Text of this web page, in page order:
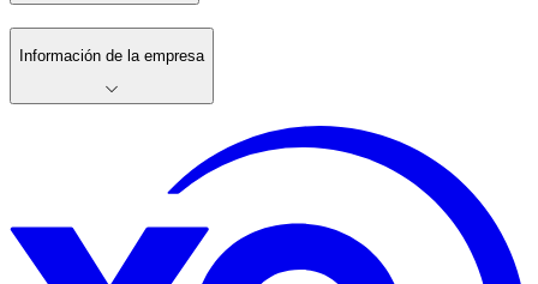
Información de la empresa